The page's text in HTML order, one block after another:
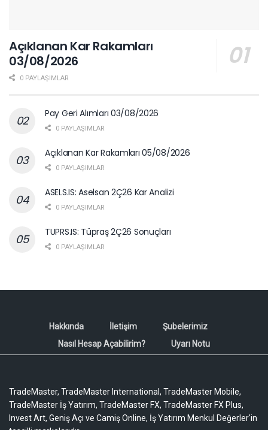
Açıklanan Kar Rakamları
03/08/2026
0 PAYLAŞIMLAR
Pay Geri Alımları 03/08/2026
0 PAYLAŞIMLAR
Açıklanan Kar Rakamları 05/08/2026
0 PAYLAŞIMLAR
ASELS.IS: Aselsan 2Ç26 Kar Analizi
0 PAYLAŞIMLAR
TUPRS.IS: Tüpraş 2Ç26 Sonuçları
0 PAYLAŞIMLAR
Hakkında İletişim
Şubelerimiz
Nasıl Hesap Açabilirim?
Uyarı Notu
TradeMaster, TradeMaster International, TradeMaster Mobile,
TradeMaster İş Yatırım, TradeMaster FX, TradeMaster FX Plus,
Invest Art, Geniş Açı ve Camiş Online, İş Yatırım Menkul Değerler'in